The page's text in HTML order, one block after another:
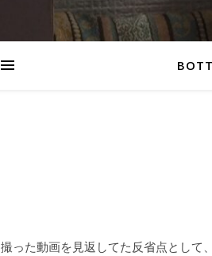
撮った動画を見返してた反省点として